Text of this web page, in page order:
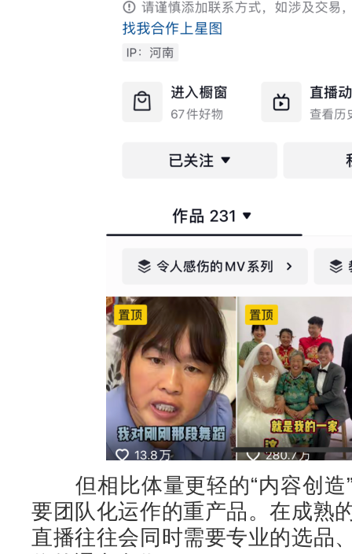
但相比体量更轻的“内容创造
要团队化运作的重产品。在成熟
直播往往会同时需要专业的选品